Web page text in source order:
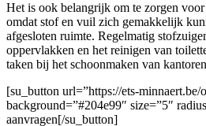
Het is ook belangrijk om te zorgen
omdat stof en vuil zich gemakkelijk
afgesloten ruimte. Regelmatig
oppervlakken en het reinigen van
taken bij het schoonmaken van
[su_button url=”https://ets-minnaert.be/
background=”#204e99″ size=”5″
aanvragen[/su_button]